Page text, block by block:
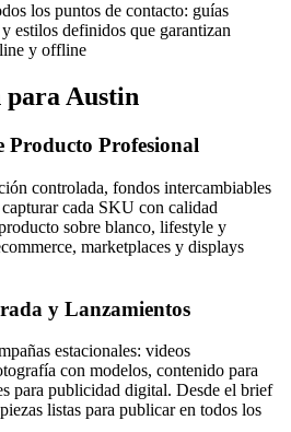
los puntos de contacto: guías
estilos definidos que garantizan
y offline
para Austin
Producto Profesional
controlada, fondos intercambiables
cada SKU con calidad
sobre blanco, lifestyle y
marketplaces y displays
y Lanzamientos
estacionales: videos
con modelos, contenido para
para publicidad digital. Desde el brief
listas para publicar en todos los